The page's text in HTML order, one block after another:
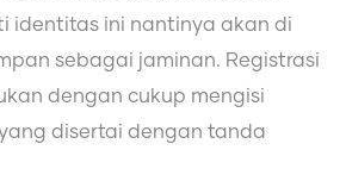
identitas ini nantinya akan di
sebagai jaminan. Registrasi
dengan cukup mengisi
disertai dengan tanda